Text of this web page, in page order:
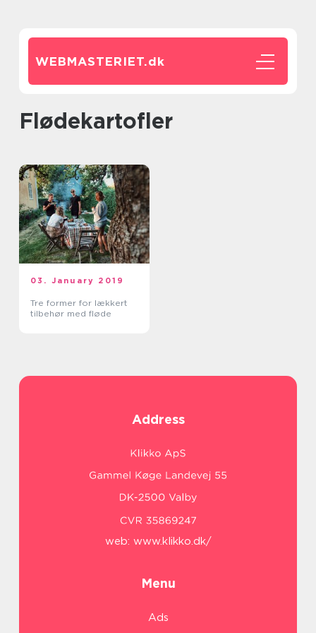
WEBMASTERIET.dk
flødekartofler
03. January 2019
Tre former for lækkert
tilbehør med fløde
Address
web: www.klikko.dk/
Menu
Ads